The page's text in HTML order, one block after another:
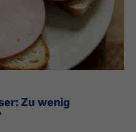
Zu wenig